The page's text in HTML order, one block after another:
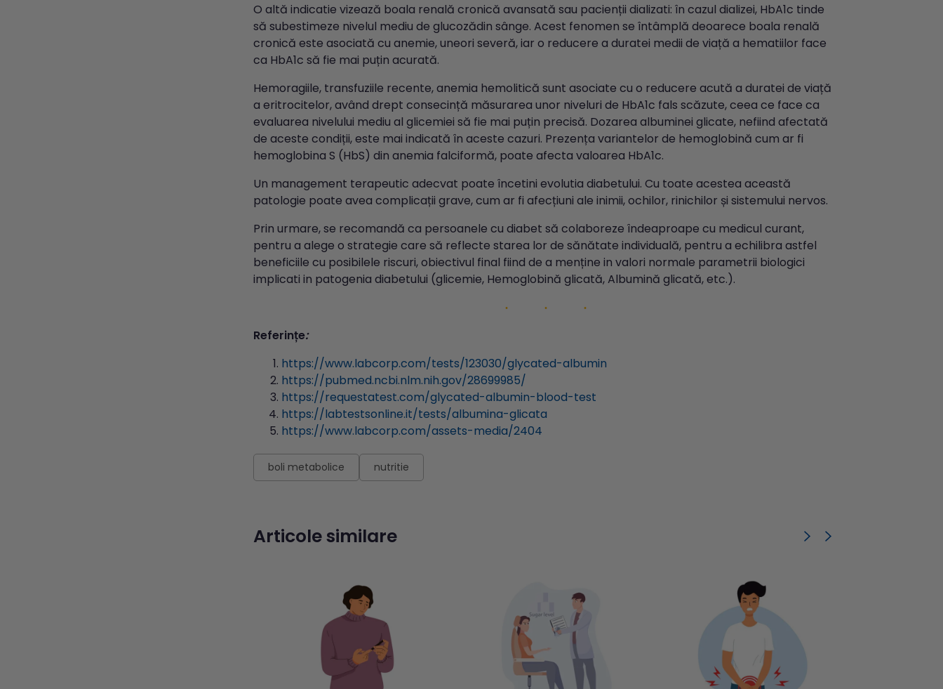
O altă indicatie vizează boala renală cronică avansată sau pacienții dializati: în cazul dializei, HbA1c tinde
să subestimeze nivelul mediu de glucozădin sânge. Acest fenomen se întâmplă deoarece boala renală
cronică este asociată cu anemie, uneori severă, iar o reducere a duratei medii de viață a hematiilor face
ca HbA1c să fie mai puțin acurată.
Hemoragiile, transfuziile recente, anemia hemolitică sunt asociate cu o reducere acută a duratei de viață
a eritrocitelor, având drept consecință măsurarea unor niveluri de HbA1c fals scăzute, ceea ce face ca
evaluarea nivelului mediu al glicemiei să fie mai puțin precisă. Dozarea albuminei glicate, nefiind afectată
de aceste condiții, este mai indicată în aceste cazuri. Prezența variantelor de hemoglobină cum ar fi
hemoglobina S (HbS) din anemia falciformă, poate afecta valoarea HbA1c.
Un management terapeutic adecvat poate încetini evolutia diabetului. Cu toate acestea această
patologie poate avea complicații grave, cum ar fi afecțiuni ale inimii, ochilor, rinichilor și sistemului nervos.
Prin urmare, se recomandă ca persoanele cu diabet să colaboreze îndeaproape cu medicul curant,
pentru a alege o strategie care să reflecte starea lor de sănătate individuală, pentru a echilibra astfel
beneficiile cu posibilele riscuri, obiectivul final fiind de a menține in valori normale parametrii biologici
implicati in patogenia diabetului (glicemie, Hemoglobină glicată, Albumină glicată, etc.).
Referințe:
https://www.labcorp.com/tests/123030/glycated-albumin
https://pubmed.ncbi.nlm.nih.gov/28699985/
https://requestatest.com/glycated-albumin-blood-test
https://labtestsonline.it/tests/albumina-glicata
https://www.labcorp.com/assets-media/2404
boli metabolice nutritie
Articole similare